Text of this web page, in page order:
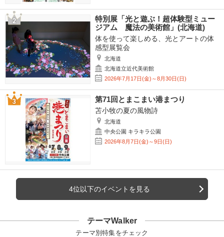
特別展「光と遊ぶ！超体験型ミュー
ジアム 魔法の美術館」(北海道)
体を使って楽しめる、光とアートの体
感型展覧会
北海道
北海道立近代美術館
2026年7月17日(金)～8月30日(日)
第71回とまこまい港まつり
苫小牧の夏の風物詩
北海道
中央公園 キラキラ公園
2026年8月7日(金)～9日(日)
4位以下のイベントを見る
テーマWalker
テーマ別特集をチェック